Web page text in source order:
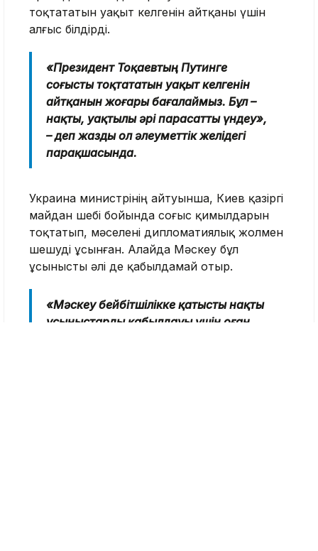
тоқтататын уақыт келгенін айтқаны үшін
алғыс білдірді.
«Президент Тоқаевтың Путинге
соғысты тоқтататын уақыт келгенін
айтқанын жоғары бағалаймыз. Бұл –
нақты, уақтылы әрі парасатты үндеу»,
– деп жазды ол әлеуметтік желідегі
парақшасында.
Украина министрінің айтуынша, Киев қазіргі
майдан шебі бойында соғыс қимылдарын
тоқтатып, мәселені дипломатиялық жолмен
шешуді ұсынған. Алайда Мәскеу бұл
ұсынысты әлі де қабылдамай отыр.
«Мәскеу бейбітшілікке қатысты нақты
ұсыныстарды қабылдауы үшін оған